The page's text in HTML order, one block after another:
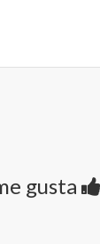
gusta